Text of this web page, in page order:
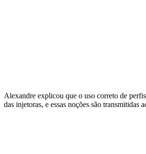
Alexandre explicou que o uso correto de
das injetoras, e essas noções são transmitidas